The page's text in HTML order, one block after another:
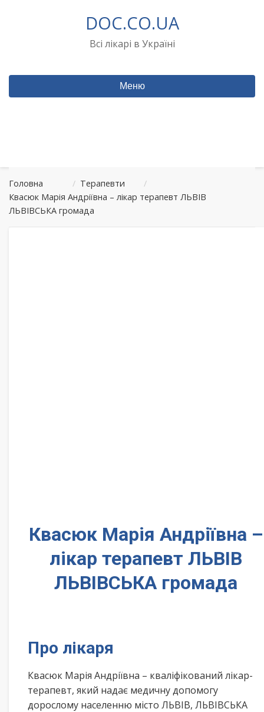
DOC.CO.UA
Всі лікарі в Україні
Меню
Головна / Терапевти
/
Квасюк Марія Андріївна – лікар терапевт ЛЬВІВ
ЛЬВІВСЬКА громада
Квасюк Марія Андріївна –
лікар терапевт ЛЬВІВ
ЛЬВІВСЬКА громада
Про лікаря
Квасюк Марія Андріївна – кваліфікований лікар-
терапевт, який надає медичну допомогу
дорослому населенню місто ЛЬВІВ, ЛЬВІВСЬКА